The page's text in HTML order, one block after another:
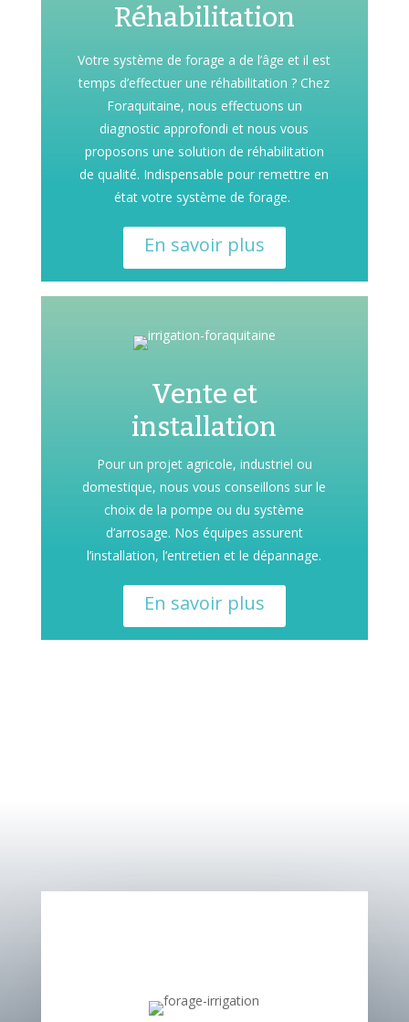
Réhabilitation
Votre système de forage a de l’âge et il est
temps d’effectuer une réhabilitation ?Chez
Foraquitaine, nous effectuons un
diagnostic approfondi et nous vous
proposons une solution de réhabilitation
de qualité. Indispensable pour remettre en
état votre système de forage.
En savoir plus
Vente et
installation
Pour un projet agricole, industriel ou
domestique, nous vous conseillons sur le
choix de la pompe ou du système
d’arrosage. Nos équipes assurent
l’installation, l’entretien et le dépannage.
En savoir plus